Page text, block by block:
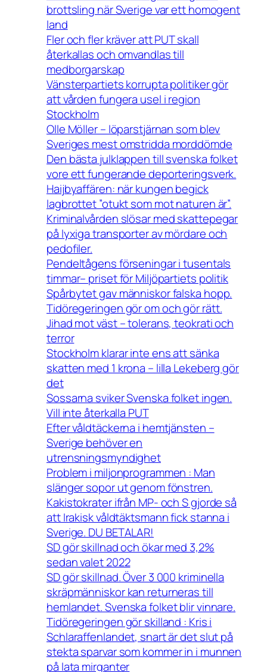
brottsling när Sverige var ett homogent
land
Fler och fler kräver att PUT skall
återkallas och omvandlas till
medborgarskap
Vänsterpartiets korrupta politiker gör
att vården fungera usel i region
Stockholm
Olle Möller – löparstjärnan som blev
Sveriges mest omstridda morddömde
Den bästa julklappen till svenska folket
vore ett fungerande deporteringsverk.
Haijbyaffären: när kungen begick
lagbrottet ”otukt som mot naturen är”.
Kriminalvården slösar med skattepegar
på lyxiga transporter av mördare och
pedofiler.
Pendeltågens förseningar i tusentals
timmar– priset för Miljöpartiets politik
Spårbytet gav människor falska hopp.
Tidöregeringen gör om och gör rätt.
Jihad mot väst – tolerans, teokrati och
terror
Stockholm klarar inte ens att sänka
skatten med 1 krona – lilla Lekeberg gör
det
Sossarna sviker Svenska folket ingen.
Vill inte återkalla PUT
Efter våldtäckerna i hemtjänsten –
Sverige behöver en
utrensningsmyndighet
Problem i miljonprogrammen : Man
slänger sopor ut genom fönstren.
Kakistokrater ifrån MP- och S gjorde så
att Irakisk våldtäktsmann fick stanna i
Sverige. DU BETALAR!
SD gör skillnad och ökar med 3,2%
sedan valet 2022
SD gör skillnad. Över 3 000 kriminella
skräpmänniskor kan returneras till
hemlandet. Svenska folket blir vinnare.
Tidöregeringen gör skilland : Kris i
Schlaraffenlandet, snart är det slut på
stekta sparvar som kommer in i munnen
på lata mirganter